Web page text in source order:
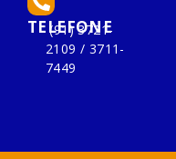
TELEFONE
(91) 3721-
2109 / 3711-
7449